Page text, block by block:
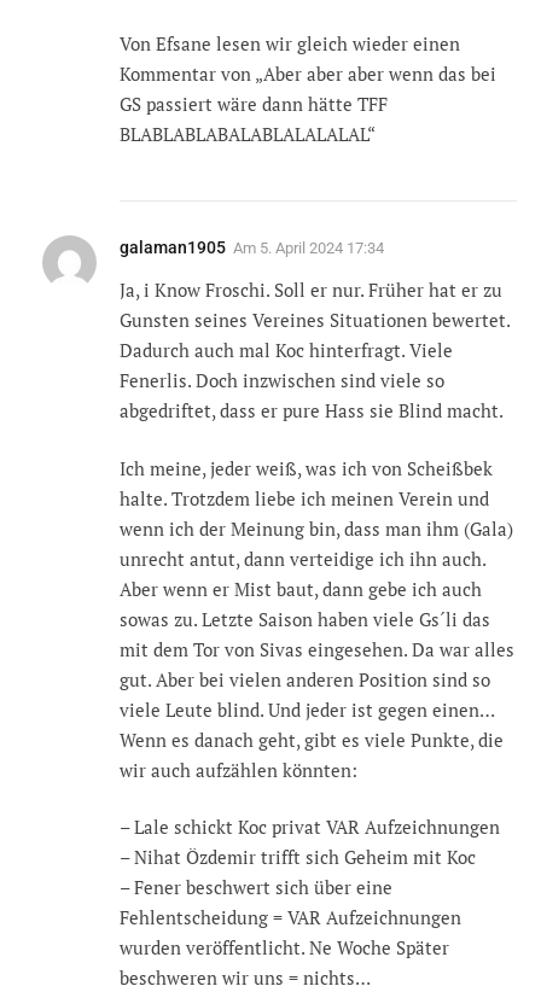
Von Efsane lesen wir gleich wieder einen
Kommentar von „Aber aber aber wenn das bei
GS passiert wäre dann hätte TFF
BLABLABLABALABLALALALAL“
galaman1905 Am 5. April 2024 17:34
Ja, i Know Froschi. Soll er nur. Früher hat er zu
Gunsten seines Vereines Situationen bewertet.
Dadurch auch mal Koc hinterfragt. Viele
Fenerlis. Doch inzwischen sind viele so
abgedriftet, dass er pure Hass sie Blind macht.
Ich meine, jeder weiß, was ich von Scheißbek
halte. Trotzdem liebe ich meinen Verein und
wenn ich der Meinung bin, dass man ihm (Gala)
unrecht antut, dann verteidige ich ihn auch.
Aber wenn er Mist baut, dann gebe ich auch
sowas zu. Letzte Saison haben viele Gs´li das
mit dem Tor von Sivas eingesehen. Da war alles
gut. Aber bei vielen anderen Position sind so
viele Leute blind. Und jeder ist gegen einen…
Wenn es danach geht, gibt es viele Punkte, die
wir auch aufzählen könnten:
– Lale schickt Koc privat VAR Aufzeichnungen
– Nihat Özdemir trifft sich Geheim mit Koc
– Fener beschwert sich über eine
Fehlentscheidung = VAR Aufzeichnungen
wurden veröffentlicht. Ne Woche Später
beschweren wir uns = nichts…